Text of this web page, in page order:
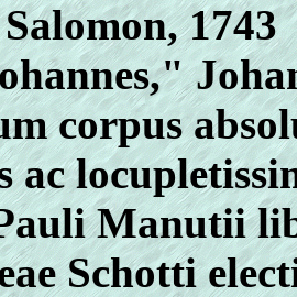
1743
corpus
ac
Manutii
Schotti